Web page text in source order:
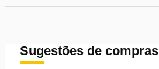
Sugestões de compras